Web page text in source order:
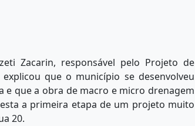
Zacarin, responsável pelo Projeto de
que o município se desenvolveu
que a obra de macro e micro drenagem
a primeira etapa de um projeto muito
20.